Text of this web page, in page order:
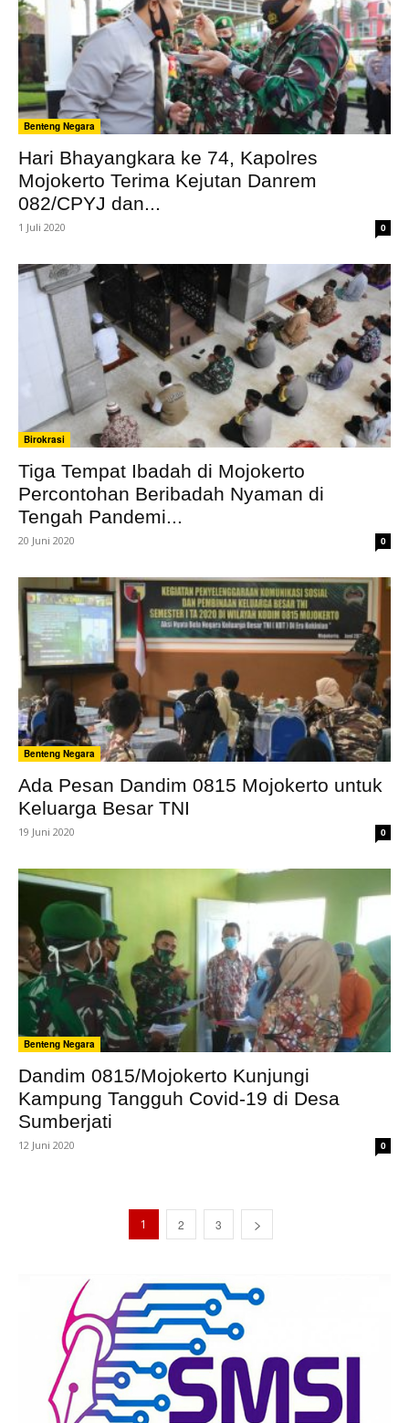
Benteng Negara
Hari Bhayangkara ke 74, Kapolres
Mojokerto Terima Kejutan Danrem
082/CPYJ dan...
1 Juli 2020 0
Birokrasi
Tiga Tempat Ibadah di Mojokerto
Percontohan Beribadah Nyaman di
Tengah Pandemi...
20 Juni 2020 0
Benteng Negara
Ada Pesan Dandim 0815 Mojokerto untuk
Keluarga Besar TNI
19 Juni 2020 0
Benteng Negara
Dandim 0815/Mojokerto Kunjungi
Kampung Tangguh Covid-19 di Desa
Sumberjati
12 Juni 2020 0
1 2 3